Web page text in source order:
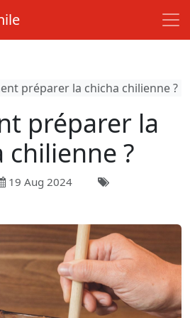
préparer la chicha chilienne ?
préparer la
chilienne ?
19 Aug 2024